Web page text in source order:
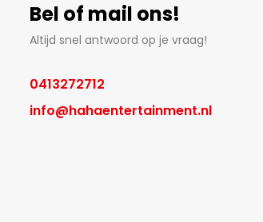
Bel of mail ons!
Altijd snel antwoord op je vraag!
0413272712
info@hahaentertainment.nl